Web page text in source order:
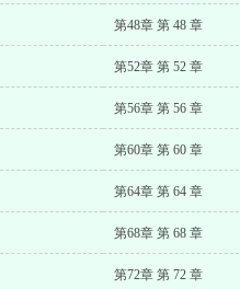
第48章 第 48 章
第52章 第 52 章
第56章 第 56 章
第60章 第 60 章
第64章 第 64 章
第68章 第 68 章
第72章 第 72 章